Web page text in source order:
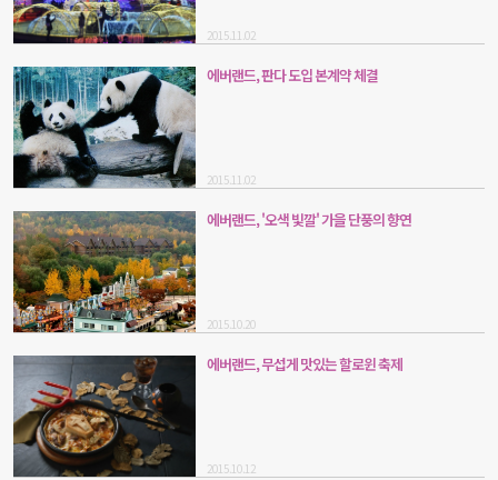
2015.11.02
에버랜드, 판다 도입 본계약 체결
2015.11.02
에버랜드, '오색 빛깔' 가을 단풍의 향연
2015.10.20
에버랜드, 무섭게 맛있는 할로윈 축제
2015.10.12